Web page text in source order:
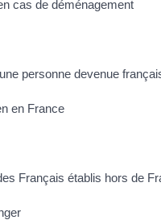
cas de déménagement
personne devenue
en France
Français établis hors de